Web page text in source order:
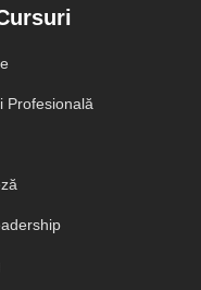
Profesională